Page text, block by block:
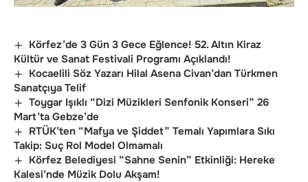
Körfez’de 3 Gün 3 Gece Eğlence! 52. Altın Kiraz
Kültür ve Sanat Festivali Programı Açıklandı!
Kocaelili Söz Yazarı Hilal Asena Civan’dan Türkmen
Sanatçıya Telif
Toygar Işıklı “Dizi Müzikleri Senfonik Konseri” 26
Mart’ta Gebze’de
RTÜK’ten “Mafya ve Şiddet” Temalı Yapımlara Sıkı
Takip: Suç Rol Model Olmamalı
Körfez Belediyesi “Sahne Senin” Etkinliği: Hereke
Kalesi’nde Müzik Dolu Akşam!